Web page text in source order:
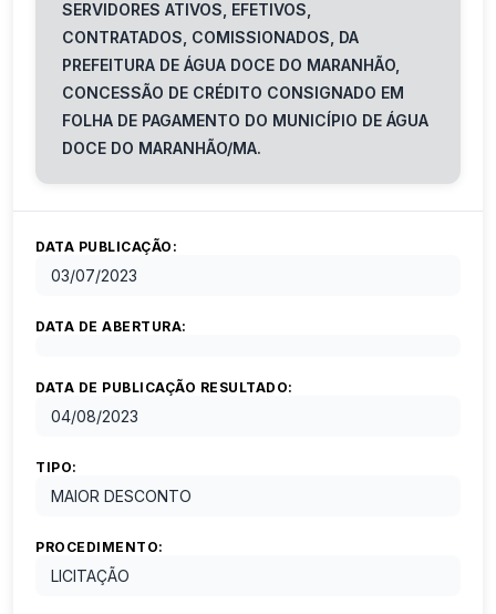
SERVIDORES ATIVOS, EFETIVOS,
CONTRATADOS, COMISSIONADOS, DA
PREFEITURA DE ÁGUA DOCE DO MARANHÃO,
CONCESSÃO DE CRÉDITO CONSIGNADO EM
FOLHA DE PAGAMENTO DO MUNICÍPIO DE ÁGUA
DOCE DO MARANHÃO/MA.
DATA PUBLICAÇÃO:
03/07/2023
DATA DE ABERTURA:
DATA DE PUBLICAÇÃO RESULTADO:
04/08/2023
TIPO:
MAIOR DESCONTO
PROCEDIMENTO:
LICITAÇÃO